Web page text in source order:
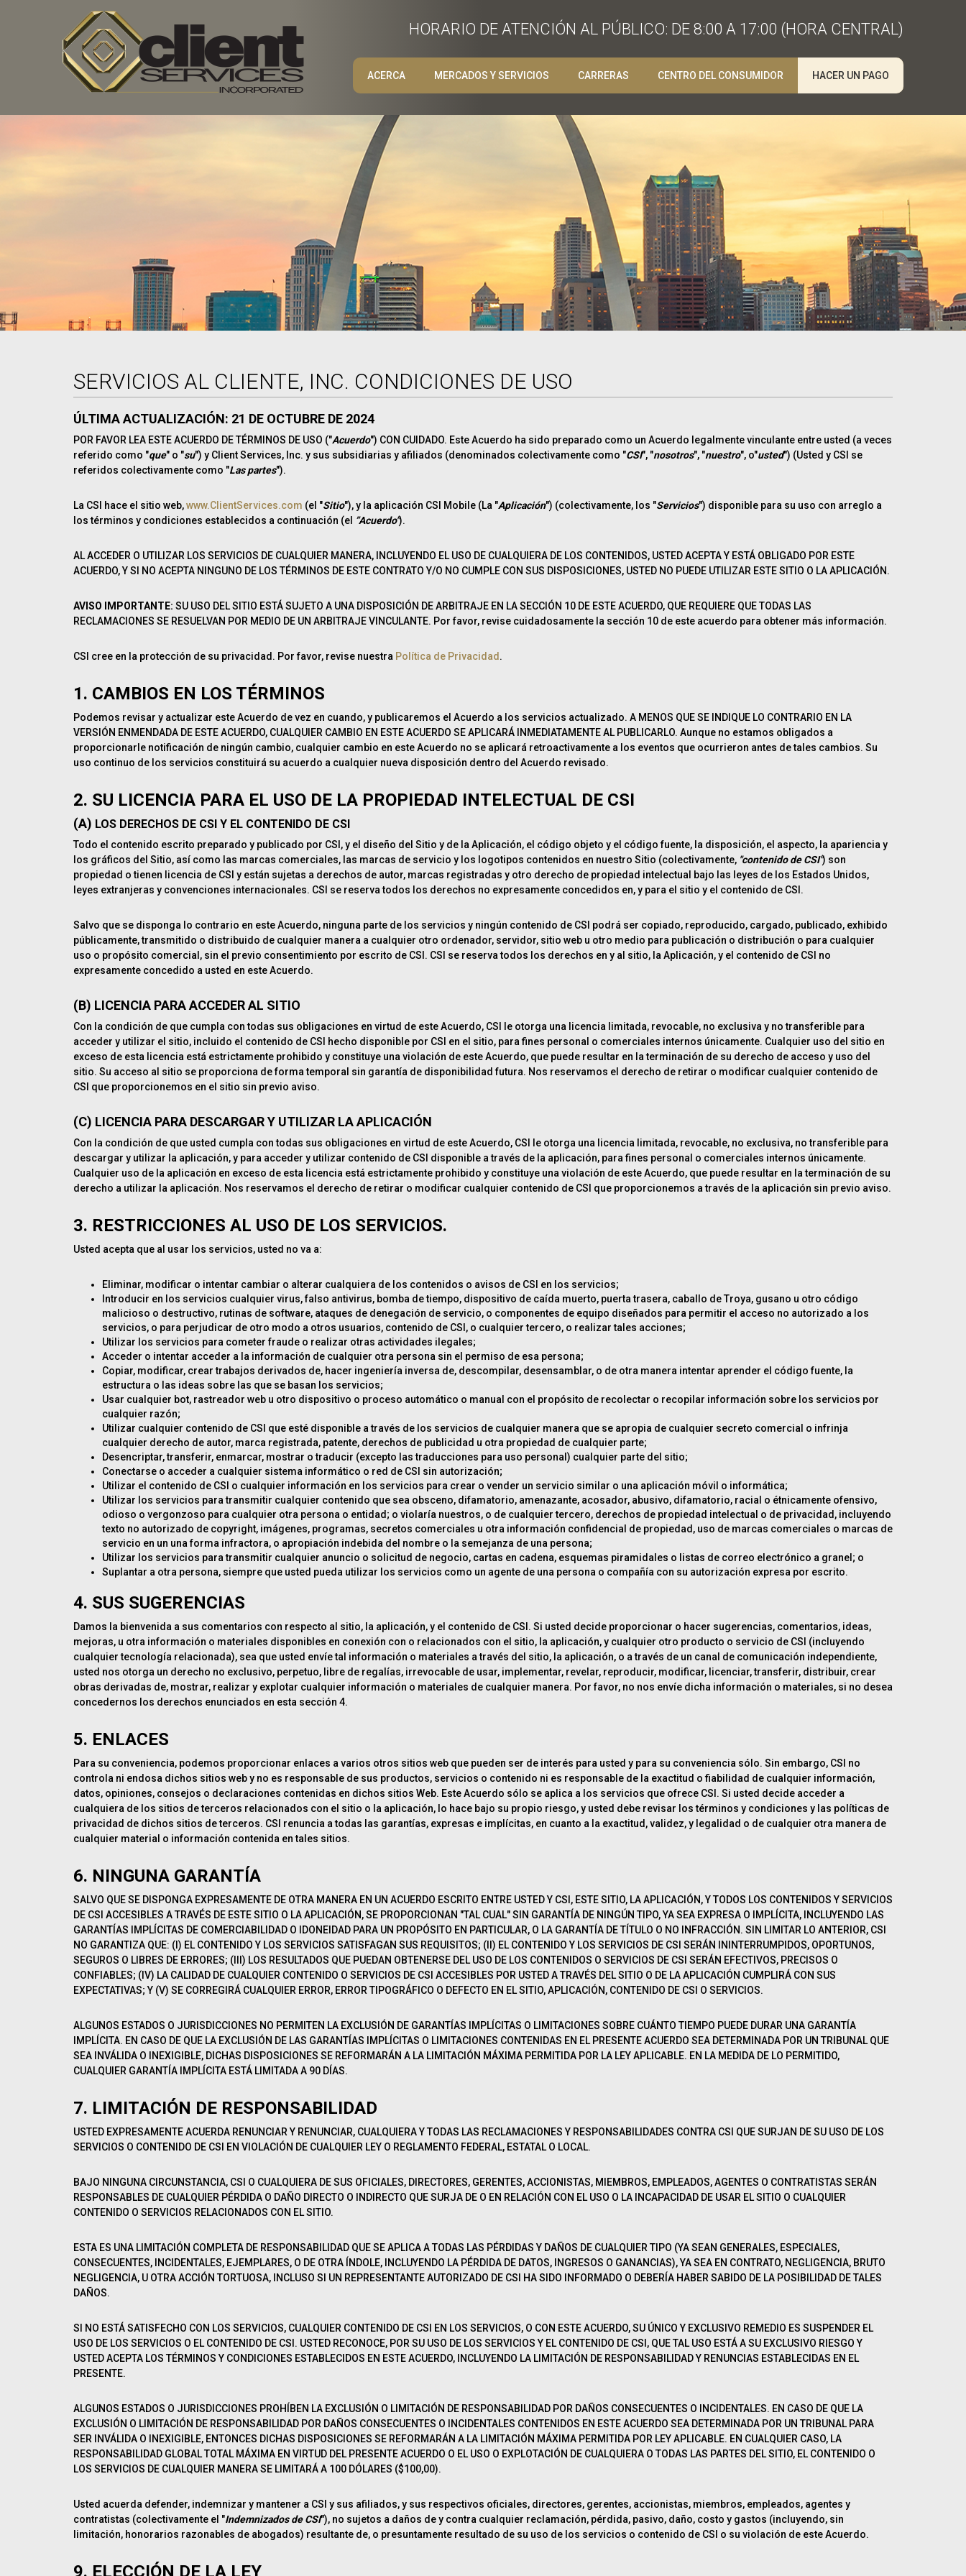
HORARIO DE ATENCIÓN AL PÚBLICO: DE 8:00 A 17:00 (HORA CENTRAL)
ACERCA MERCADOS Y SERVICIOS CARRERAS CENTRO DEL CONSUMIDOR HACER UN PAGO
SERVICIOS AL CLIENTE, INC. CONDICIONES DE USO
ÚLTIMA ACTUALIZACIÓN: 21 DE OCTUBRE DE 2024
POR FAVOR LEA ESTE ACUERDO DE TÉRMINOS DE USO ("Acuerdo") CON CUIDADO. Este Acuerdo ha sido preparado como un Acuerdo legalmente vinculante entre usted (a veces
referido como "que" o "su") y Client Services, Inc. y sus subsidiarias y afiliados (denominados colectivamente como "CSI", "nosotros", "nuestro", o"usted") (Usted y CSI se
referidos colectivamente como "Las partes").
La CSI hace el sitio web,www.ClientServices.com (el "Sitio"), y la aplicación CSI Mobile (La "Aplicación") (colectivamente, los "Servicios") disponible para su uso con arreglo a
los términos y condiciones establecidos a continuación (el ”Acuerdo").
AL ACCEDER O UTILIZAR LOS SERVICIOS DE CUALQUIER MANERA, INCLUYENDO EL USO DE CUALQUIERA DE LOS CONTENIDOS, USTED ACEPTA Y ESTÁ OBLIGADO POR ESTE
ACUERDO, Y SI NO ACEPTA NINGUNO DE LOS TÉRMINOS DE ESTE CONTRATO Y/O NO CUMPLE CON SUS DISPOSICIONES, USTED NO PUEDE UTILIZAR ESTE SITIO O LA APLICACIÓN.
AVISO IMPORTANTE: SU USO DEL SITIO ESTÁ SUJETO A UNA DISPOSICIÓN DE ARBITRAJE EN LA SECCIÓN 10 DE ESTE ACUERDO, QUE REQUIERE QUE TODAS LAS
RECLAMACIONES SE RESUELVAN POR MEDIO DE UN ARBITRAJE VINCULANTE. Por favor, revise cuidadosamente la sección 10 de este acuerdo para obtener más información.
CSI cree en la protección de su privacidad. Por favor, revise nuestra Política de Privacidad .
1. CAMBIOS EN LOS TÉRMINOS
Podemos revisar y actualizar este Acuerdo de vez en cuando, y publicaremos el Acuerdo a los servicios actualizado. A MENOS QUE SE INDIQUE LO CONTRARIO EN LA
VERSIÓN ENMENDADA DE ESTE ACUERDO, CUALQUIER CAMBIO EN ESTE ACUERDO SE APLICARÁ INMEDIATAMENTE AL PUBLICARLO. Aunque no estamos obligados a
proporcionarle notificación de ningún cambio, cualquier cambio en este Acuerdo no se aplicará retroactivamente a los eventos que ocurrieron antes de tales cambios. Su
uso continuo de los servicios constituirá su acuerdo a cualquier nueva disposición dentro del Acuerdo revisado.
2. SU LICENCIA PARA EL USO DE LA PROPIEDAD INTELECTUAL DE CSI
(A) LOS DERECHOS DE CSI Y EL CONTENIDO DE CSI
Todo el contenido escrito preparado y publicado por CSI, y el diseño del Sitio y de la Aplicación, el código objeto y el código fuente, la disposición, el aspecto, la apariencia y
los gráficos del Sitio, así como las marcas comerciales, las marcas de servicio y los logotipos contenidos en nuestro Sitio (colectivamente, "contenido de CSI") son
propiedad o tienen licencia de CSI y están sujetas a derechos de autor, marcas registradas y otro derecho de propiedad intelectual bajo las leyes de los Estados Unidos,
leyes extranjeras y convenciones internacionales. CSI se reserva todos los derechos no expresamente concedidos en, y para el sitio y el contenido de CSI.
Salvo que se disponga lo contrario en este Acuerdo, ninguna parte de los servicios y ningún contenido de CSI podrá ser copiado, reproducido, cargado, publicado, exhibido
públicamente, transmitido o distribuido de cualquier manera a cualquier otro ordenador, servidor, sitio web u otro medio para publicación o distribución o para cualquier
uso o propósito comercial, sin el previo consentimiento por escrito de CSI. CSI se reserva todos los derechos en y al sitio, la Aplicación, y el contenido de CSI no
expresamente concedido a usted en este Acuerdo.
(B) LICENCIA PARA ACCEDER AL SITIO
Con la condición de que cumpla con todas sus obligaciones en virtud de este Acuerdo, CSI le otorga una licencia limitada, revocable, no exclusiva y no transferible para
acceder y utilizar el sitio, incluido el contenido de CSI hecho disponible por CSI en el sitio, para fines personal o comerciales internos únicamente. Cualquier uso del sitio en
exceso de esta licencia está estrictamente prohibido y constituye una violación de este Acuerdo, que puede resultar en la terminación de su derecho de acceso y uso del
sitio. Su acceso al sitio se proporciona de forma temporal sin garantía de disponibilidad futura. Nos reservamos el derecho de retirar o modificar cualquier contenido de
CSI que proporcionemos en el sitio sin previo aviso.
(C) LICENCIA PARA DESCARGAR Y UTILIZAR LA APLICACIÓN
Con la condición de que usted cumpla con todas sus obligaciones en virtud de este Acuerdo, CSI le otorga una licencia limitada, revocable, no exclusiva, no transferible para
descargar y utilizar la aplicación, y para acceder y utilizar contenido de CSI disponible a través de la aplicación, para fines personal o comerciales internos únicamente.
Cualquier uso de la aplicación en exceso de esta licencia está estrictamente prohibido y constituye una violación de este Acuerdo, que puede resultar en la terminación de su
derecho a utilizar la aplicación. Nos reservamos el derecho de retirar o modificar cualquier contenido de CSI que proporcionemos a través de la aplicación sin previo aviso.
3. RESTRICCIONES AL USO DE LOS SERVICIOS.
Usted acepta que al usar los servicios, usted no va a:
Eliminar, modificar o intentar cambiar o alterar cualquiera de los contenidos o avisos de CSI en los servicios;
Introducir en los servicios cualquier virus, falso antivirus, bomba de tiempo, dispositivo de caída muerto, puerta trasera, caballo de Troya, gusano u otro código
malicioso o destructivo, rutinas de software, ataques de denegación de servicio, o componentes de equipo diseñados para permitir el acceso no autorizado a los
servicios, o para perjudicar de otro modo a otros usuarios, contenido de CSI, o cualquier tercero, o realizar tales acciones;
Utilizar los servicios para cometer fraude o realizar otras actividades ilegales;
Acceder o intentar acceder a la información de cualquier otra persona sin el permiso de esa persona;
Copiar, modificar, crear trabajos derivados de, hacer ingeniería inversa de, descompilar, desensamblar, o de otra manera intentar aprender el código fuente, la
estructura o las ideas sobre las que se basan los servicios;
Usar cualquier bot, rastreador web u otro dispositivo o proceso automático o manual con el propósito de recolectar o recopilar información sobre los servicios por
cualquier razón;
Utilizar cualquier contenido de CSI que esté disponible a través de los servicios de cualquier manera que se apropia de cualquier secreto comercial o infrinja
cualquier derecho de autor, marca registrada, patente, derechos de publicidad u otra propiedad de cualquier parte;
Desencriptar, transferir, enmarcar, mostrar o traducir (excepto las traducciones para uso personal) cualquier parte del sitio;
Conectarse o acceder a cualquier sistema informático o red de CSI sin autorización;
Utilizar el contenido de CSI o cualquier información en los servicios para crear o vender un servicio similar o una aplicación móvil o informática;
Utilizar los servicios para transmitir cualquier contenido que sea obsceno, difamatorio, amenazante, acosador, abusivo, difamatorio, racial o étnicamente ofensivo,
odioso o vergonzoso para cualquier otra persona o entidad; o violaría nuestros, o de cualquier tercero, derechos de propiedad intelectual o de privacidad, incluyendo
texto no autorizado de copyright, imágenes, programas, secretos comerciales u otra información confidencial de propiedad, uso de marcas comerciales o marcas de
servicio en un una forma infractora, o apropiación indebida del nombre o la semejanza de una persona;
Utilizar los servicios para transmitir cualquier anuncio o solicitud de negocio, cartas en cadena, esquemas piramidales o listas de correo electrónico a granel; o
Suplantar a otra persona, siempre que usted pueda utilizar los servicios como un agente de una persona o compañía con su autorización expresa por escrito.
4. SUS SUGERENCIAS
Damos la bienvenida a sus comentarios con respecto al sitio, la aplicación, y el contenido de CSI. Si usted decide proporcionar o hacer sugerencias, comentarios, ideas,
mejoras, u otra información o materiales disponibles en conexión con o relacionados con el sitio, la aplicación, y cualquier otro producto o servicio de CSI (incluyendo
cualquier tecnología relacionada), sea que usted envíe tal información o materiales a través del sitio, la aplicación, o a través de un canal de comunicación independiente,
usted nos otorga un derecho no exclusivo, perpetuo, libre de regalías, irrevocable de usar, implementar, revelar, reproducir, modificar, licenciar, transferir, distribuir, crear
obras derivadas de, mostrar, realizar y explotar cualquier información o materiales de cualquier manera. Por favor, no nos envíe dicha información o materiales, si no desea
concedernos los derechos enunciados en esta sección 4.
5. ENLACES
Para su conveniencia, podemos proporcionar enlaces a varios otros sitios web que pueden ser de interés para usted y para su conveniencia sólo. Sin embargo, CSI no
controla ni endosa dichos sitios web y no es responsable de sus productos, servicios o contenido ni es responsable de la exactitud o fiabilidad de cualquier información,
datos, opiniones, consejos o declaraciones contenidas en dichos sitios Web. Este Acuerdo sólo se aplica a los servicios que ofrece CSI. Si usted decide acceder a
cualquiera de los sitios de terceros relacionados con el sitio o la aplicación, lo hace bajo su propio riesgo, y usted debe revisar los términos y condiciones y las políticas de
privacidad de dichos sitios de terceros. CSI renuncia a todas las garantías, expresas e implícitas, en cuanto a la exactitud, validez, y legalidad o de cualquier otra manera de
cualquier material o información contenida en tales sitios.
6. NINGUNA GARANTÍA
SALVO QUE SE DISPONGA EXPRESAMENTE DE OTRA MANERA EN UN ACUERDO ESCRITO ENTRE USTED Y CSI, ESTE SITIO, LA APLICACIÓN, Y TODOS LOS CONTENIDOS Y SERVICIOS
DE CSI ACCESIBLES A TRAVÉS DE ESTE SITIO O LA APLICACIÓN, SE PROPORCIONAN "TAL CUAL" SIN GARANTÍA DE NINGÚN TIPO, YA SEA EXPRESA O IMPLÍCITA, INCLUYENDO LAS
GARANTÍAS IMPLÍCITAS DE COMERCIABILIDAD O IDONEIDAD PARA UN PROPÓSITO EN PARTICULAR, O LA GARANTÍA DE TÍTULO O NO INFRACCIÓN. SIN LIMITAR LO ANTERIOR, CSI
NO GARANTIZA QUE: (I) EL CONTENIDO Y LOS SERVICIOS SATISFAGAN SUS REQUISITOS; (II) EL CONTENIDO Y LOS SERVICIOS DE CSI SERÁN ININTERRUMPIDOS, OPORTUNOS,
SEGUROS O LIBRES DE ERRORES; (III) LOS RESULTADOS QUE PUEDAN OBTENERSE DEL USO DE LOS CONTENIDOS O SERVICIOS DE CSI SERÁN EFECTIVOS, PRECISOS O
CONFIABLES; (IV) LA CALIDAD DE CUALQUIER CONTENIDO O SERVICIOS DE CSI ACCESIBLES POR USTED A TRAVÉS DEL SITIO O DE LA APLICACIÓN CUMPLIRÁ CON SUS
EXPECTATIVAS; Y (V) SE CORREGIRÁ CUALQUIER ERROR, ERROR TIPOGRÁFICO O DEFECTO EN EL SITIO, APLICACIÓN, CONTENIDO DE CSI O SERVICIOS.
ALGUNOS ESTADOS O JURISDICCIONES NO PERMITEN LA EXCLUSIÓN DE GARANTÍAS IMPLÍCITAS O LIMITACIONES SOBRE CUÁNTO TIEMPO PUEDE DURAR UNA GARANTÍA
IMPLÍCITA. EN CASO DE QUE LA EXCLUSIÓN DE LAS GARANTÍAS IMPLÍCITAS O LIMITACIONES CONTENIDAS EN EL PRESENTE ACUERDO SEA DETERMINADA POR UN TRIBUNAL QUE
SEA INVÁLIDA O INEXIGIBLE, DICHAS DISPOSICIONES SE REFORMARÁN A LA LIMITACIÓN MÁXIMA PERMITIDA POR LA LEY APLICABLE. EN LA MEDIDA DE LO PERMITIDO,
CUALQUIER GARANTÍA IMPLÍCITA ESTÁ LIMITADA A 90 DÍAS.
7. LIMITACIÓN DE RESPONSABILIDAD
USTED EXPRESAMENTE ACUERDA RENUNCIAR Y RENUNCIAR, CUALQUIERA Y TODAS LAS RECLAMACIONES Y RESPONSABILIDADES CONTRA CSI QUE SURJAN DE SU USO DE LOS
SERVICIOS O CONTENIDO DE CSI EN VIOLACIÓN DE CUALQUIER LEY O REGLAMENTO FEDERAL, ESTATAL O LOCAL.
BAJO NINGUNA CIRCUNSTANCIA, CSI O CUALQUIERA DE SUS OFICIALES, DIRECTORES, GERENTES, ACCIONISTAS, MIEMBROS, EMPLEADOS, AGENTES O CONTRATISTAS SERÁN
RESPONSABLES DE CUALQUIER PÉRDIDA O DAÑO DIRECTO O INDIRECTO QUE SURJA DE O EN RELACIÓN CON EL USO O LA INCAPACIDAD DE USAR EL SITIO O CUALQUIER
CONTENIDO O SERVICIOS RELACIONADOS CON EL SITIO.
ESTA ES UNA LIMITACIÓN COMPLETA DE RESPONSABILIDAD QUE SE APLICA A TODAS LAS PÉRDIDAS Y DAÑOS DE CUALQUIER TIPO (YA SEAN GENERALES, ESPECIALES,
CONSECUENTES, INCIDENTALES, EJEMPLARES, O DE OTRA ÍNDOLE, INCLUYENDO LA PÉRDIDA DE DATOS, INGRESOS O GANANCIAS), YA SEA EN CONTRATO, NEGLIGENCIA, BRUTO
NEGLIGENCIA, U OTRA ACCIÓN TORTUOSA, INCLUSO SI UN REPRESENTANTE AUTORIZADO DE CSI HA SIDO INFORMADO O DEBERÍA HABER SABIDO DE LA POSIBILIDAD DE TALES
DAÑOS.
SI NO ESTÁ SATISFECHO CON LOS SERVICIOS, CUALQUIER CONTENIDO DE CSI EN LOS SERVICIOS, O CON ESTE ACUERDO, SU ÚNICO Y EXCLUSIVO REMEDIO ES SUSPENDER EL
USO DE LOS SERVICIOS O EL CONTENIDO DE CSI. USTED RECONOCE, POR SU USO DE LOS SERVICIOS Y EL CONTENIDO DE CSI, QUE TAL USO ESTÁ A SU EXCLUSIVO RIESGO Y
USTED ACEPTA LOS TÉRMINOS Y CONDICIONES ESTABLECIDOS EN ESTE ACUERDO, INCLUYENDO LA LIMITACIÓN DE RESPONSABILIDAD Y RENUNCIAS ESTABLECIDAS EN EL
PRESENTE.
ALGUNOS ESTADOS O JURISDICCIONES PROHÍBEN LA EXCLUSIÓN O LIMITACIÓN DE RESPONSABILIDAD POR DAÑOS CONSECUENTES O INCIDENTALES. EN CASO DE QUE LA
EXCLUSIÓN O LIMITACIÓN DE RESPONSABILIDAD POR DAÑOS CONSECUENTES O INCIDENTALES CONTENIDOS EN ESTE ACUERDO SEA DETERMINADA POR UN TRIBUNAL PARA
SER INVÁLIDA O INEXIGIBLE, ENTONCES DICHAS DISPOSICIONES SE REFORMARÁN A LA LIMITACIÓN MÁXIMA PERMITIDA POR LEY APLICABLE. EN CUALQUIER CASO, LA
RESPONSABILIDAD GLOBAL TOTAL MÁXIMA EN VIRTUD DEL PRESENTE ACUERDO O EL USO O EXPLOTACIÓN DE CUALQUIERA O TODAS LAS PARTES DEL SITIO, EL CONTENIDO O
LOS SERVICIOS DE CUALQUIER MANERA SE LIMITARÁ A 100 DÓLARES ($100,00).
Usted acuerda defender, indemnizar y mantener a CSI y sus afiliados, y sus respectivos oficiales, directores, gerentes, accionistas, miembros, empleados, agentes y
contratistas (colectivamente el "Indemnizados de CSI"), no sujetos a daños de y contra cualquier reclamación, pérdida, pasivo, daño, costo y gastos (incluyendo, sin
limitación, honorarios razonables de abogados) resultante de, o presuntamente resultado de su uso de los servicios o contenido de CSI o su violación de este Acuerdo.
9. ELECCIÓN DE LA LEY